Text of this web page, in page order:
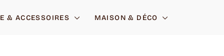
& ACCESSOIRES MAISON & DÉCO